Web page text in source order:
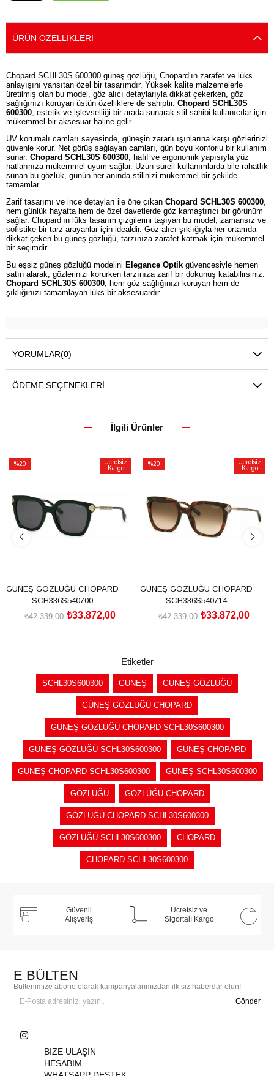
ÜRÜN ÖZELLIKLERI
Chopard SCHL30S 600300 güneş gözlüğü, Chopard’ın zarafet ve lüks
anlayışını yansıtan özel bir tasarımdır. Yüksek kalite malzemelerle
üretilmiş olan bu model, göz alıcı detaylarıyla dikkat çekerken, göz
sağlığınızı koruyan üstün özelliklere de sahiptir. Chopard SCHL30S
600300, estetik ve işlevselliği bir arada sunarak stil sahibi kullanıcılar için
mükemmel bir aksesuar haline gelir.
UV korumalı camları sayesinde, güneşin zararlı ışınlarına karşı gözlerinizi
güvenle korur. Net görüş sağlayan camları, gün boyu konforlu bir kullanım
sunar. Chopard SCHL30S 600300 , hafif ve ergonomik yapısıyla yüz
hatlarınıza mükemmel uyum sağlar. Uzun süreli kullanımlarda bile rahatlık
sunan bu gözlük, günün her anında stilinizi mükemmel bir şekilde
tamamlar.
Zarif tasarımı ve ince detayları ile öne çıkan Chopard SCHL30S 600300
hem günlük hayatta hem de özel davetlerde göz kamaştırıcı bir görünüm
sağlar. Chopard’ın lüks tasarım çizgilerini taşıyan bu model, zamansız ve
sofistike bir tarz arayanlar için idealdir. Göz alıcı şıklığıyla her ortamda
dikkat çeken bu güneş gözlüğü, tarzınıza zarafet katmak için mükemmel
bir seçimdir.
Bu eşsiz güneş gözlüğü modelini Elegance Optik güvencesiyle hemen
satın alarak, gözlerinizi korurken tarzınıza zarif bir dokunuş katabilirsiniz.
Chopard SCHL30S 600300 , hem göz sağlığınızı koruyan hem de
şıklığınızı tamamlayan lüks bir aksesuardır.
YORUMLAR(0)
ÖDEME SEÇENEKLERI
İlgili Ürünler
%20
Ücretsiz
Kargo
GÜNEŞ GÖZLÜĞÜ CHOPARD
SCH336S540700
₺33.872,00
₺42.339,00
%20
Ücretsiz
Kargo
GÜNEŞ GÖZLÜĞÜ CHOPARD
SCH336S540714
₺33.872,00
₺42.339,00
Etiketler
SCHL30S600300 GÜNEŞ GÜNEŞ GÖZLÜĞÜ
GÜNEŞ GÖZLÜĞÜ CHOPARD
GÜNEŞ GÖZLÜĞÜ CHOPARD SCHL30S600300
GÜNEŞ GÖZLÜĞÜ SCHL30S600300 GÜNEŞ CHOPARD
GÜNEŞ CHOPARD SCHL30S600300 GÜNEŞ SCHL30S600300
GÖZLÜĞÜ GÖZLÜĞÜ CHOPARD
GÖZLÜĞÜ CHOPARD SCHL30S600300
GÖZLÜĞÜ SCHL30S600300 CHOPARD
CHOPARD SCHL30S600300
Güvenli
Alışveriş
Ücretsiz ve
Sigortalı Kargo
E BÜLTEN
Bültenimize abone olarak kampanyalarımızdan ilk siz haberdar olun!
Gönder
BIZE ULAŞIN
HESABIM